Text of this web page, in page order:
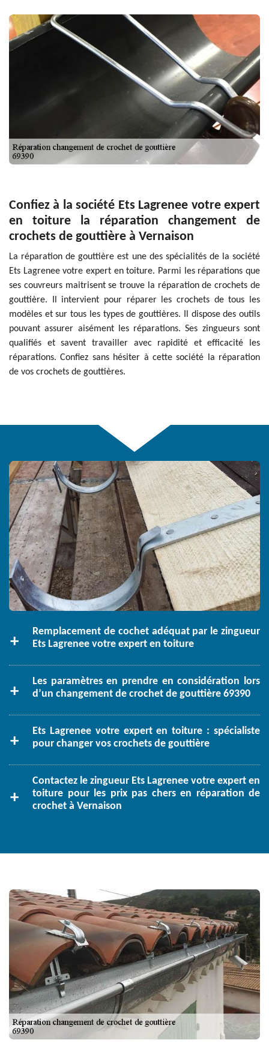
Confiez à la société Ets Lagrenee votre expert
en toiture la réparation changement de
crochets de gouttière à Vernaison
La réparation de gouttière est une des spécialités de la société
Ets Lagrenee votre expert en toiture. Parmi les réparations que
ses couvreurs maitrisent se trouve la réparation de crochets de
gouttière. Il intervient pour réparer les crochets de tous les
modèles et sur tous les types de gouttières. Il dispose des outils
pouvant assurer aisément les réparations. Ses zingueurs sont
qualifiés et savent travailler avec rapidité et efficacité les
réparations. Confiez sans hésiter à cette société la réparation
de vos crochets de gouttières.
Remplacement de cochet adéquat par le zingueur
Ets Lagrenee votre expert en toiture
Les paramètres en prendre en considération lors
d’un changement de crochet de gouttière 69390
Ets Lagrenee votre expert en toiture : spécialiste
pour changer vos crochets de gouttière
Contactez le zingueur Ets Lagrenee votre expert en
toiture pour les prix pas chers en réparation de
crochet à Vernaison